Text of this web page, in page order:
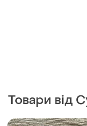
Товари від